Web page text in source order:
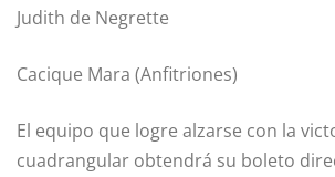
Judith de Negrette
Cacique Mara (Anfitriones)
El equipo que logre alzarse con la
cuadrangular obtendrá su boleto